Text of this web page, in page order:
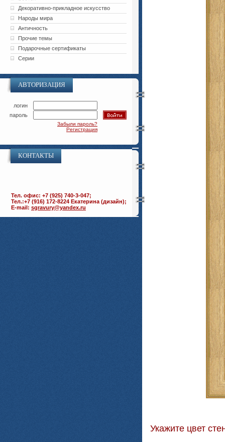
Декоративно-прикладное искусство
Народы мира
Античность
Прочие темы
Подарочные сертификаты
Серии
АВТОРИЗАЦИЯ
логин
пароль
Забыли пароль?
Регистрация
КОНТАКТЫ
Тел. офис: +7 (925) 740-3-047;
Тел.:+7 (916) 172-8224 Екатерина (дизайн);
E-mail: sgravury@yandex.ru
Укажите цвет